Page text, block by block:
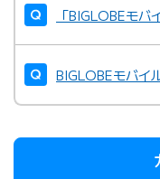
「BIGLOBEモ
BIGLOBEモバイ